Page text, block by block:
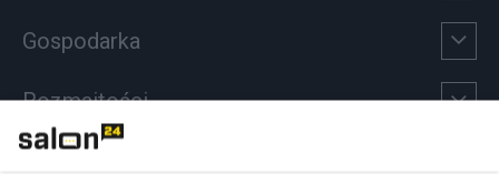
Gospodarka
Rozmaitości